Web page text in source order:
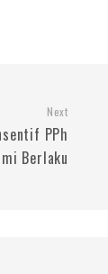
Next
PPh
Berlaku